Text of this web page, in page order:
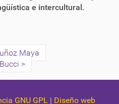
e intercultural.
Maya
GNU GPL | Diseño web